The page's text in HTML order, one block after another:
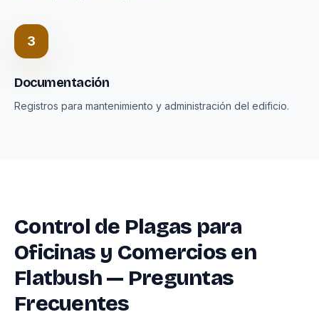
3
Documentación
Registros para mantenimiento y administración del edificio.
Control de Plagas para
Oficinas y Comercios en
Flatbush — Preguntas
Frecuentes